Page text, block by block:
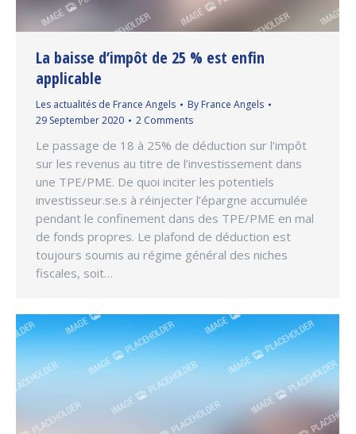
La baisse d’impôt de 25 % est enfin
applicable
Les actualités de France Angels By France Angels
29 September 2020
2 Comments
Le passage de 18 à 25% de déduction sur l’impôt
sur les revenus au titre de l’investissement dans
une TPE/PME. De quoi inciter les potentiels
investisseur.se.s à réinjecter l’épargne accumulée
pendant le confinement dans des TPE/PME en mal
de fonds propres. Le plafond de déduction est
toujours soumis au régime général des niches
fiscales, soit…